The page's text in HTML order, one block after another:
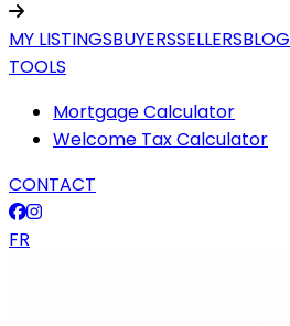
MY LISTINGSBUYERSSELLERSBLOG
TOOLS
Mortgage Calculator
Welcome Tax Calculator
CONTACT
FR